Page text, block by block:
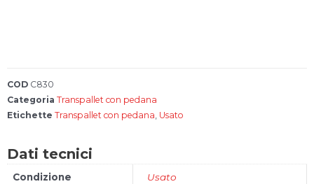
tuo carrello
COD C830
Categoria Transpallet con pedana
Etichette Transpallet con pedana, Usato
Dati tecnici
Condizione Usato